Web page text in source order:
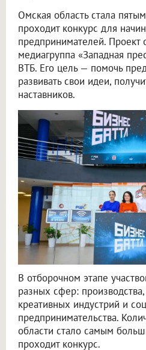
Омская область стала
проходит конкурс для
предпринимателей. Проект
медиагруппа «Западная
ВТБ. Его цель — помочь
развивать свои идеи,
наставников.
В отборочном этапе
разных сфер: производства,
креативных индустрий и
предпринимательства.
области стало самым
проходит конкурс.